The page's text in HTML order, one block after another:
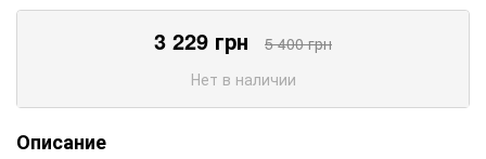
3 229 грн 5 400грн
Нет в наличии
Описание